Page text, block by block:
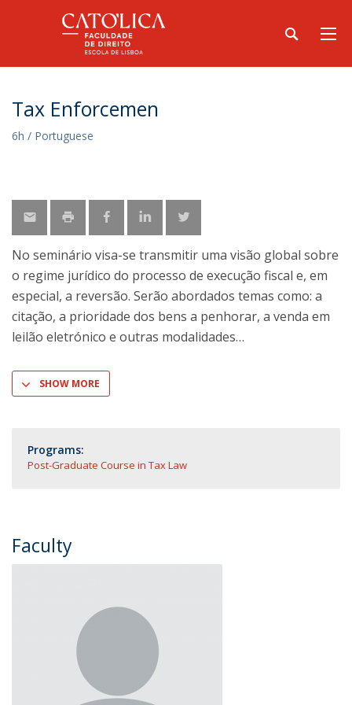
Tax Enforcemen
6h / Portuguese
No seminário visa-se transmitir uma visão global sobre
o regime jurídico do processo de execução fiscal e, em
especial, a reversão. Serão abordados temas como: a
citação, a prioridade dos bens a penhorar, a venda em
leilão eletrónico e outras modalidades
SHOW MORE
Programs:
Post-Graduate Course in Tax Law
Faculty